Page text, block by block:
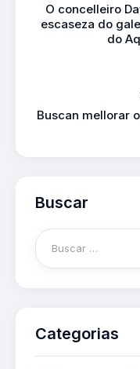
O concelleiro
escaseza do
do
Buscan mellorar
Buscar
Categorias